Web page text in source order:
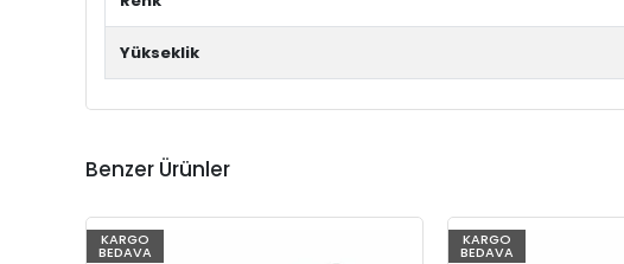
Yükseklik
Benzer Ürünler
KARGO
BEDAVA
KARGO
BEDAVA